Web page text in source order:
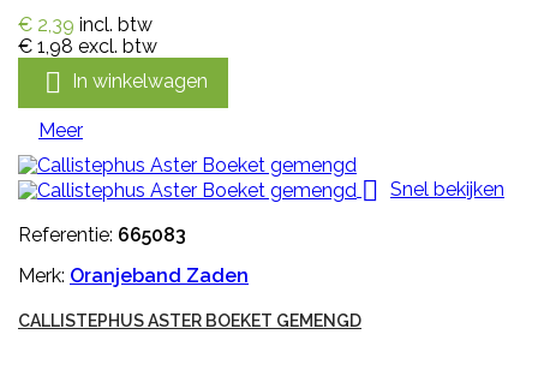
€ 2,39 incl. btw
€ 1,98 excl. btw
 In winkelwagen
Meer
 Snel bekijken
Referentie: 665083
Merk: Oranjeband Zaden
CALLISTEPHUS ASTER BOEKET GEMENGD